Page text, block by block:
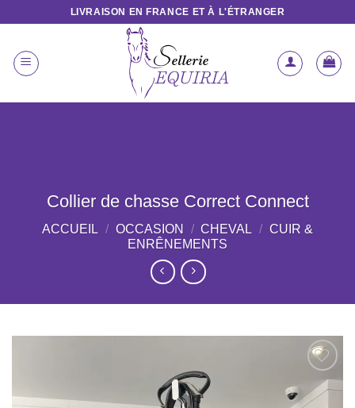
contenu
LIVRAISON EN FRANCE ET À L'ÉTRANGER
Collier de chasse Correct Connect
ACCUEIL / OCCASION / CHEVAL / CUIR &
ENRÊNEMENTS
Ajouter
à la liste